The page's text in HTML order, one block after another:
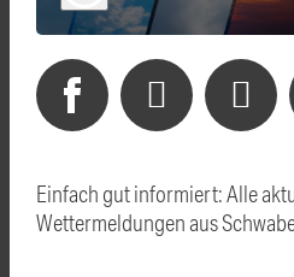
Einfach gut informiert: Alle
Wettermeldungen aus